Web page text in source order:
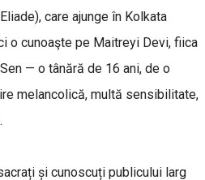
care ajunge în Kolkata
o cunoaşte pe Maitreyi Devi, fiica
— o tânără de 16 ani, de o
melancolică, multă sensibilitate,
și cunoscuți publicului larg